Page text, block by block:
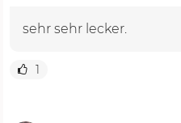
sehr sehr lecker.
1